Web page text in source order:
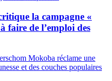
la campagne «
faire de l’emploi des